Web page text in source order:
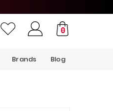
0
Blog
Brands